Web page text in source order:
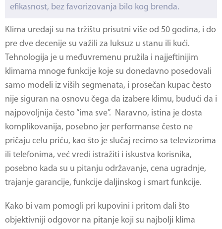
efikasnost, bez favorizovanja bilo kog brenda.
Klima uređaji su na tržištu prisutni više od 50 godina, i do
pre dve decenije su važili za luksuz u stanu ili kući.
Tehnologija je u međuvremenu pružila i najjeftinijim
klimama mnoge funkcije koje su donedavno posedovali
samo modeli iz viših segmenata, i prosečan kupac često
nije siguran na osnovu čega da izabere klimu, budući da i
najpovoljnija često “ima sve”. Naravno, istina je dosta
komplikovanija, posebno jer performanse često ne
pričaju celu priču, kao što je slučaj recimo sa televizorima
ili telefonima, već vredi istražiti i iskustva korisnika,
posebno kada su u pitanju održavanje, cena ugradnje,
trajanje garancije, funkcije daljinskog i smart funkcije.
Kako bi vam pomogli pri kupovini i pritom dali što
objektivniji odgovor na pitanje koji su najbolji klima